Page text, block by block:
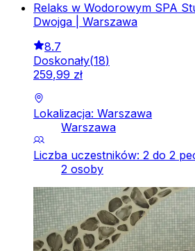
Relaks w Wodorowym SPA
Dwojga | Warszawa
8.7
Doskonały(18)
259,99 zł
Lokalizacja: Warszawa
Warszawa
Liczba uczestników: 2 do 2
2 osoby